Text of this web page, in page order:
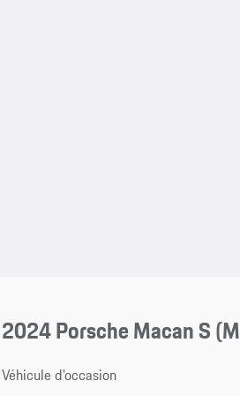
2024 Porsche Macan S
Véhicule d'occasion